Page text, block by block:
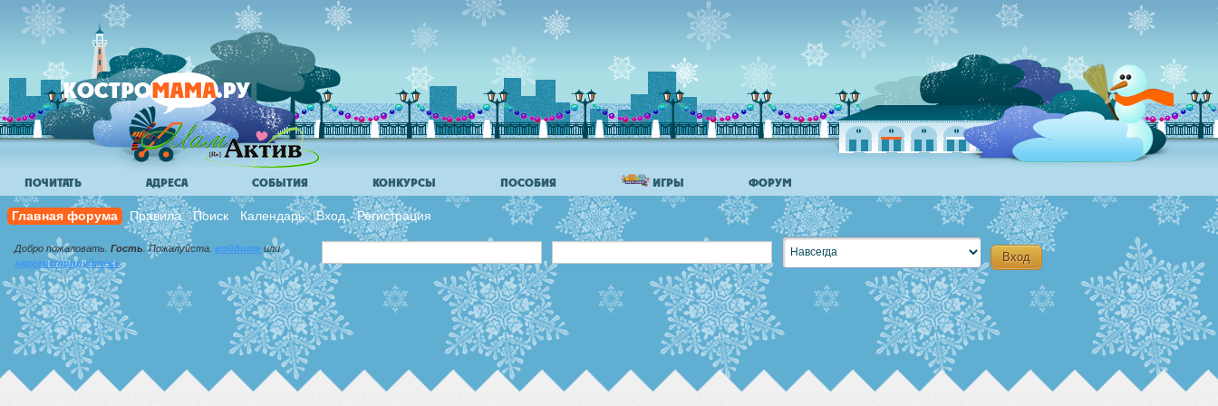
ПОЧИТАТЬ АДРЕСА СОБЫТИЯ КОНКУРСЫ ПОСОБИЯ ИГРЫ ФОРУМ
Главная форума Правила Поиск Календарь Вход Регистрация
Добро пожаловать,Гость. Пожалуйста, войдите или
зарегистрируйтесь.